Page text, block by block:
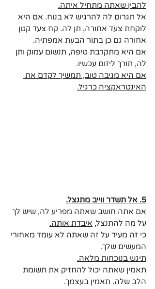
להבין שאתה מתחיל איתה.
אל תגרום לה להרגיש לא בנוח. אם היא
לוקחת צעד אחורה, תן לה. קח צעד קטן
אחורה גם כן בתור הבעת אמפתיה.
אם היא מתקרבת טיפה, תנשום עמוק ותן
לה, תורך ליזום עכשיו.
אם היא מגיבה טוב, תמשיך לקדם את
האינטראקציה כרגיל.
5. אל תשדר ווייב מתנצל.
אם אתה חושב שאתה מפריע לה, שיש לך
על מה להתנצל, איבדת אותה.
כי זה מעיד על זה שאתה לא עומד מאחורי
המעשים שלך.
תיגש בנוכחות מלאה.
תאמין שאתה יכול להחזיק את תשומת
הלב שלה. תאמין בעצמך.